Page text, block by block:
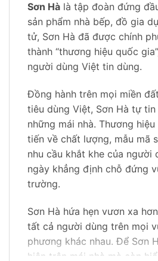
Sơn Hà là tập đoàn đứng
sản phẩm nhà bếp, đồ gia
tử, Sơn Hà đã được chính
thành “thương hiệu quốc
người dùng Việt tin dùng.
Đồng hành trên mọi miền
tiêu dùng Việt, Sơn Hà tự
những mái nhà. Thương
tiến về chất lượng, mẫu mã
nhu cầu khắt khe của người
ngày khẳng định chỗ đứng
trường.
Sơn Hà hứa hẹn vươn xa
tất cả người dùng trên mọi
phương khác nhau. Để Sơn
hiện trên mái nhà mà còn